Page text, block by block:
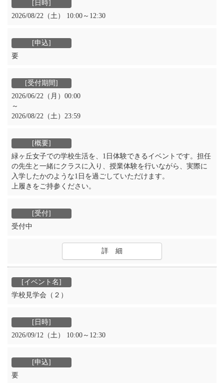
2026/08/22（土） 10:00～12:30
要
2026/06/22（月）00:00
～
2026/08/22（土）23:59
緑ヶ丘女子での学校生活を、1日体験できるイベントです。担任
の先生と一緒にクラスに入り、授業体験を行いながら、実際に
入学したかのような1日を過ごしていただけます。
上履きをご持参ください。
受付中
詳 細
学校見学会（２）
2026/09/12（土） 10:00～12:30
要